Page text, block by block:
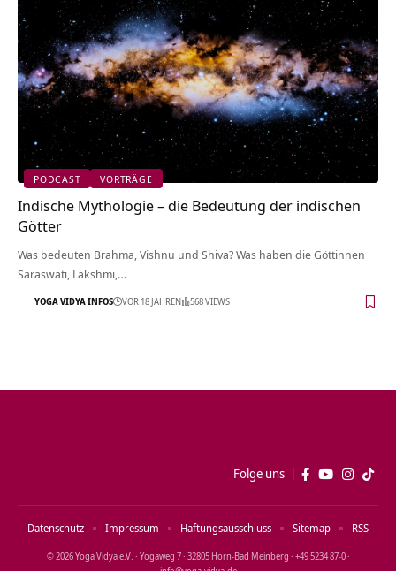
PODCAST VORTRÄGE
Indische Mythologie – die Bedeutung der indischen
Götter
Was bedeuten Brahma, Vishnu und Shiva? Was haben die Göttinnen
Saraswati, Lakshmi,…
YOGA VIDYA INFOS VOR 18 JAHREN 568 VIEWS
Folge uns
© 2026 Yoga Vidya e.V. · Yogaweg 7 · 32805 Horn‑Bad Meinberg · +49 5234 87‑0 ·
Datenschutz Impressum Haftungsausschluss Sitemap RSS